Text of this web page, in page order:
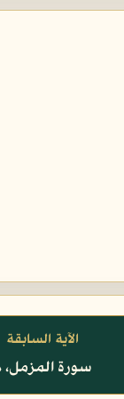
الآية السابقة
سورة المزمل، ٨